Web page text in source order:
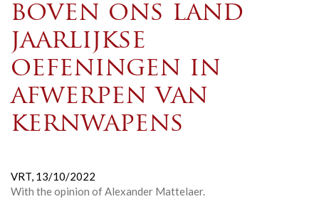
boven ons land
jaarlijkse
oefeningen in
afwerpen van
kernwapens
VRT, 13/10/2022
With the opinion of Alexander Mattelaer.